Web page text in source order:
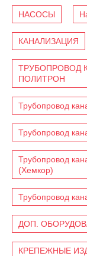
НАСОСЫ
КАНАЛИЗАЦИЯ
ТРУБОПРОВОД
ПОЛИТРОН
Трубопровод
Трубопровод
Трубопровод
(Хемкор)
Трубопровод
ДОП.
КРЕПЕЖНЫЕ